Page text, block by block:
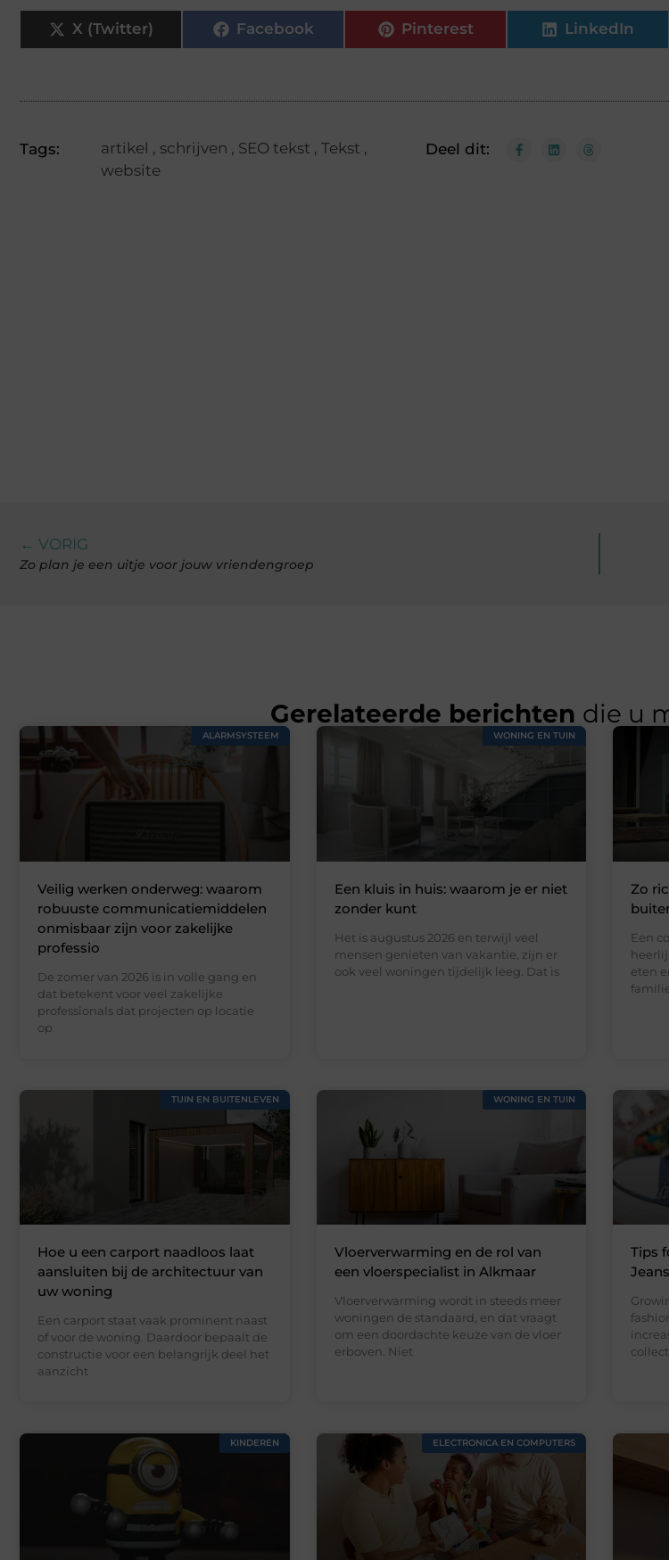
X (Twitter) Facebook Pinterest LinkedIn
Tags: artikel , schrijven , SEO tekst , Tekst ,
website
Deel dit:
← VORIG
Zo plan je een uitje voor jouw vriendengroep
Gerelateerde berichten die u
ALARMSYSTEEM
Veilig werken onderweg: waarom
robuuste communicatiemiddelen
onmisbaar zijn voor zakelijke
professio
De zomer van 2026 is in volle gang en
dat betekent voor veel zakelijke
professionals dat projecten op locatie
op
WONING EN TUIN
Een kluis in huis: waarom je er niet
zonder kunt
Het is augustus 2026 en terwijl veel
mensen genieten van vakantie, zijn er
ook veel woningen tijdelijk leeg. Dat is
Zo
Een
eten
TUIN EN BUITENLEVEN
Hoe u een carport naadloos laat
aansluiten bij de architectuur van
uw woning
Een carport staat vaak prominent naast
of voor de woning. Daardoor bepaalt de
constructie voor een belangrijk deel het
aanzicht
WONING EN TUIN
Vloerverwarming en de rol van
een vloerspecialist in Alkmaar
Vloerverwarming wordt in steeds meer
woningen de standaard, en dat vraagt
om een doordachte keuze van de vloer
erboven. Niet
Tips
KINDEREN ELECTRONICA EN COMPUTERS